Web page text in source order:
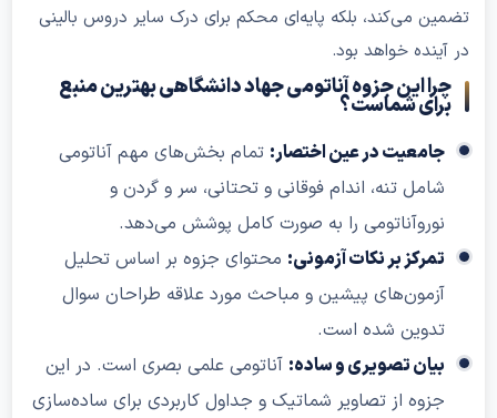
تضمین می‌کند، بلکه پایه‌ای محکم برای درک سایر دروس بالینی
در آینده خواهد بود.
چرا این جزوه آناتومی جهاد دانشگاهی بهترین منبع
برای شماست؟
جامعیت در عین اختصار:تمام بخش‌های مهم آناتومی
شامل تنه، اندام فوقانی و تحتانی، سر و گردن و
نوروآناتومی را به صورت کامل پوشش می‌دهد.
تمرکز بر نکات آزمونی:محتوای جزوه بر اساس تحلیل
آزمون‌های پیشین و مباحث مورد علاقه طراحان سوال
تدوین شده است.
بیان تصویری و ساده:آناتومی علمی بصری است. در این
جزوه از تصاویر شماتیک و جداول کاربردی برای ساده‌سازی